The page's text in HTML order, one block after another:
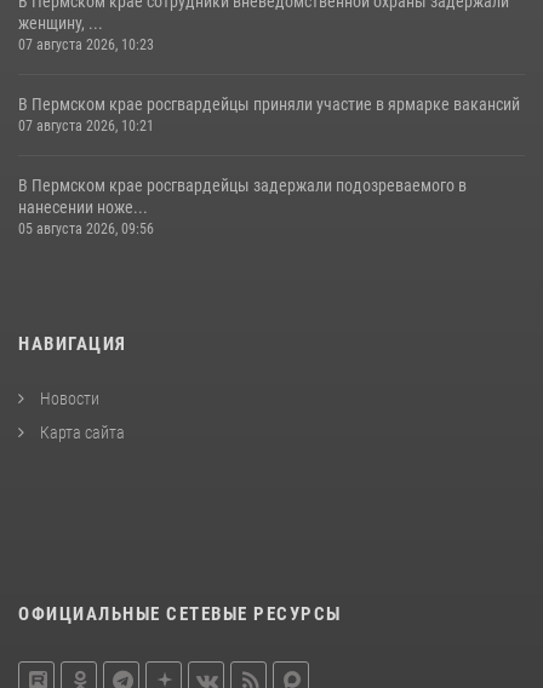
женщину, ...
07 августа 2026, 10:23
В Пермском крае росгвардейцы приняли участие в ярмарке вакансий
07 августа 2026, 10:21
В Пермском крае росгвардейцы задержали подозреваемого в
нанесении ноже...
05 августа 2026, 09:56
НАВИГАЦИЯ
Новости
Карта сайта
ОФИЦИАЛЬНЫЕ СЕТЕВЫЕ РЕСУРСЫ